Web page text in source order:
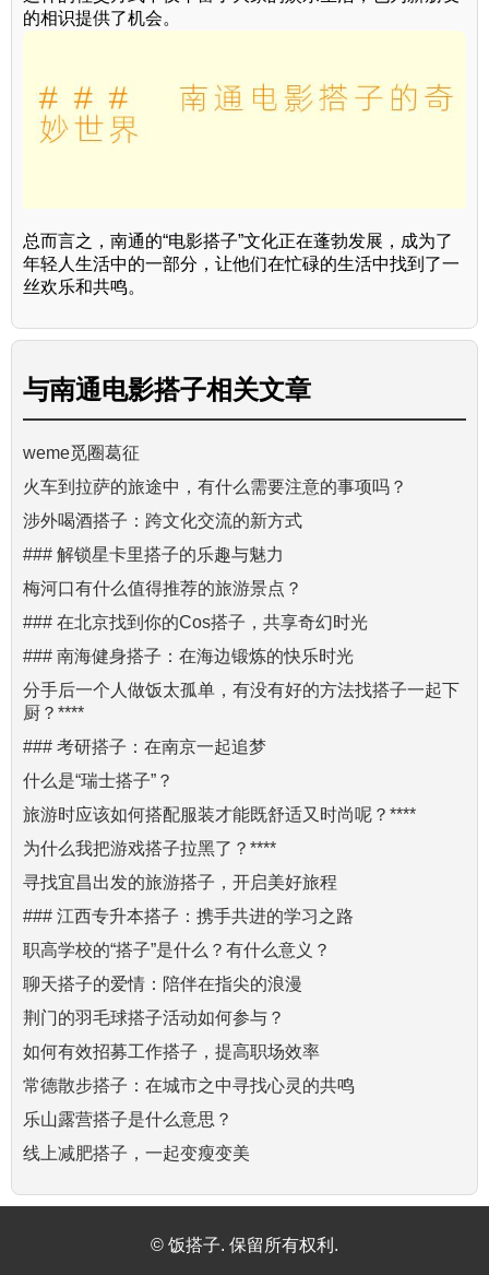
的相识提供了机会。
总而言之，南通的“电影搭子”文化正在蓬勃发展，成为了
年轻人生活中的一部分，让他们在忙碌的生活中找到了一
丝欢乐和共鸣。
与南通电影搭子相关文章
weme觅圈葛征
火车到拉萨的旅途中，有什么需要注意的事项吗？
涉外喝酒搭子：跨文化交流的新方式
### 解锁星卡里搭子的乐趣与魅力
梅河口有什么值得推荐的旅游景点？
### 在北京找到你的Cos搭子，共享奇幻时光
### 南海健身搭子：在海边锻炼的快乐时光
分手后一个人做饭太孤单，有没有好的方法找搭子一起下
厨？****
### 考研搭子：在南京一起追梦
什么是“瑞士搭子”？
旅游时应该如何搭配服装才能既舒适又时尚呢？****
为什么我把游戏搭子拉黑了？****
寻找宜昌出发的旅游搭子，开启美好旅程
### 江西专升本搭子：携手共进的学习之路
职高学校的“搭子”是什么？有什么意义？
聊天搭子的爱情：陪伴在指尖的浪漫
荆门的羽毛球搭子活动如何参与？
如何有效招募工作搭子，提高职场效率
常德散步搭子：在城市之中寻找心灵的共鸣
乐山露营搭子是什么意思？
线上减肥搭子，一起变瘦变美
© 饭搭子. 保留所有权利.